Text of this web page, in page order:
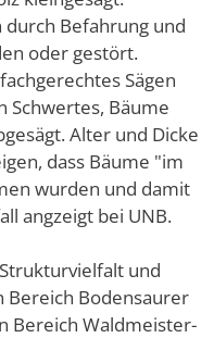
Befahrung und
oder gestört.
Sägen
Schwertes, Bäume
Alter und Dicke
dass Bäume "im
wurden und damit
angzeigt bei UNB.
und
Bereich Bodensaurer
Bereich Waldmeister-